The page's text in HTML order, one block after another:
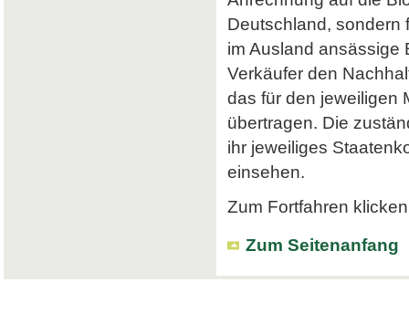
Deutschland, sondern
im Ausland ansässige
Verkäufer den
das für den jeweiligen
übertragen. Die
ihr jeweiliges
einsehen.
Zum Fortfahren
Zum Seitenanfang